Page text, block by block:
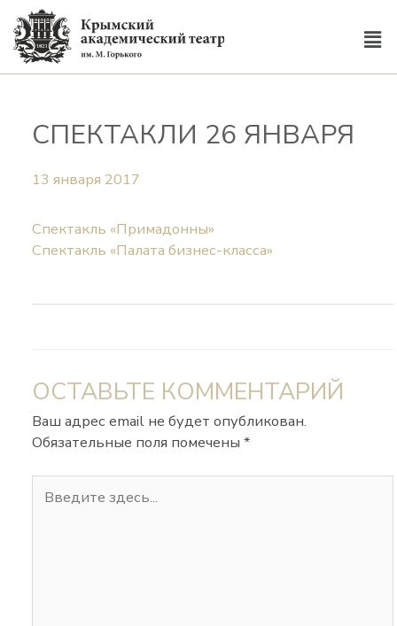
СПЕКТАКЛИ 26 ЯНВАРЯ
13 января 2017
Спектакль «Примадонны»
Спектакль «Палата бизнес-класса»
ОСТАВЬТЕ КОММЕНТАРИЙ
Ваш адрес email не будет опубликован.
Обязательные поля помечены*